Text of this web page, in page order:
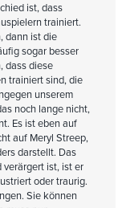
ist, dass
trainiert.
dann ist die
sogar besser
dass diese
trainiert sind, die
unserem
noch lange nicht,
Es ist eben auf
auf Meryl Streep,
darstellt. Das
verärgert ist, ist er
oder traurig.
Sie können